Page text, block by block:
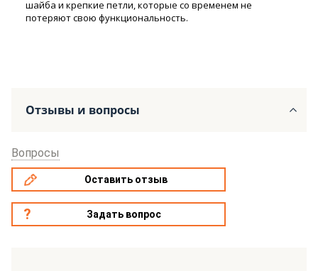
шайба и крепкие петли, которые со временем не
потеряют свою функциональность.
Отзывы и вопросы
Вопросы
Оставить отзыв
Задать вопрос